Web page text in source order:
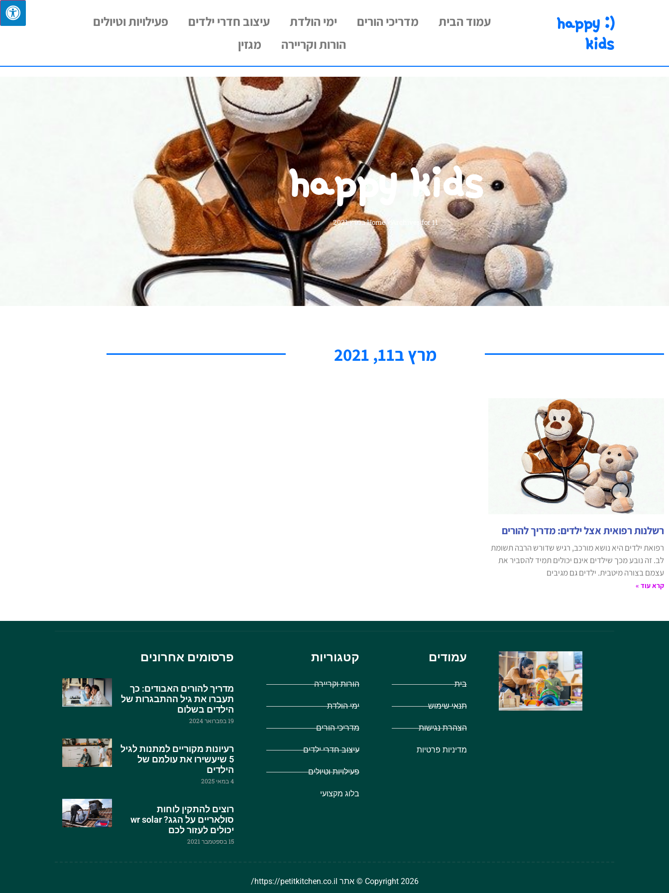
happy :)
kids
עמוד הבית מדריכי הורים ימי הולדת עיצוב חדרי ילדים
פעילויות וטיולים
הורות וקריירה
מגזין
happy kids
Home» Archives for 11 במרץ 2021
מרץ ב11, 2021
רשלנות רפואית אצל ילדים: מדריך להורים
רפואת ילדים היא נושא מורכב, רגיש שדורש הרבה תשומת
לב. זה נובע מכך שילדים אינם יכולים תמיד להסביר את
עצמם בצורה מיטבית. ילדים גם מגיבים
קרא עוד »
עמודים
בית
תנאי שימוש
הצהרת נגישות
מדיניות פרטיות
קטגוריות
הורות וקריירה
ימי הולדת
מדריכי הורים
עיצוב חדרי ילדים
פעילויות וטיולים
בלוג מקצועי
פרסומים אחרונים
מדריך להורים האבודים: כך
תעברו את גיל ההתבגרות של
הילדים בשלום
19 בפברואר 2024
רעיונות מקוריים למתנות לגיל
5 שיעשירו את עולמם של
הילדים
4 במאי 2025
רוצים להתקין לוחות
סולאריים על הגג? wr solar
יכולים לעזור לכם
15 בספטמבר 2021
Copyright 2026 © אתר https://petitkitchen.co.il/